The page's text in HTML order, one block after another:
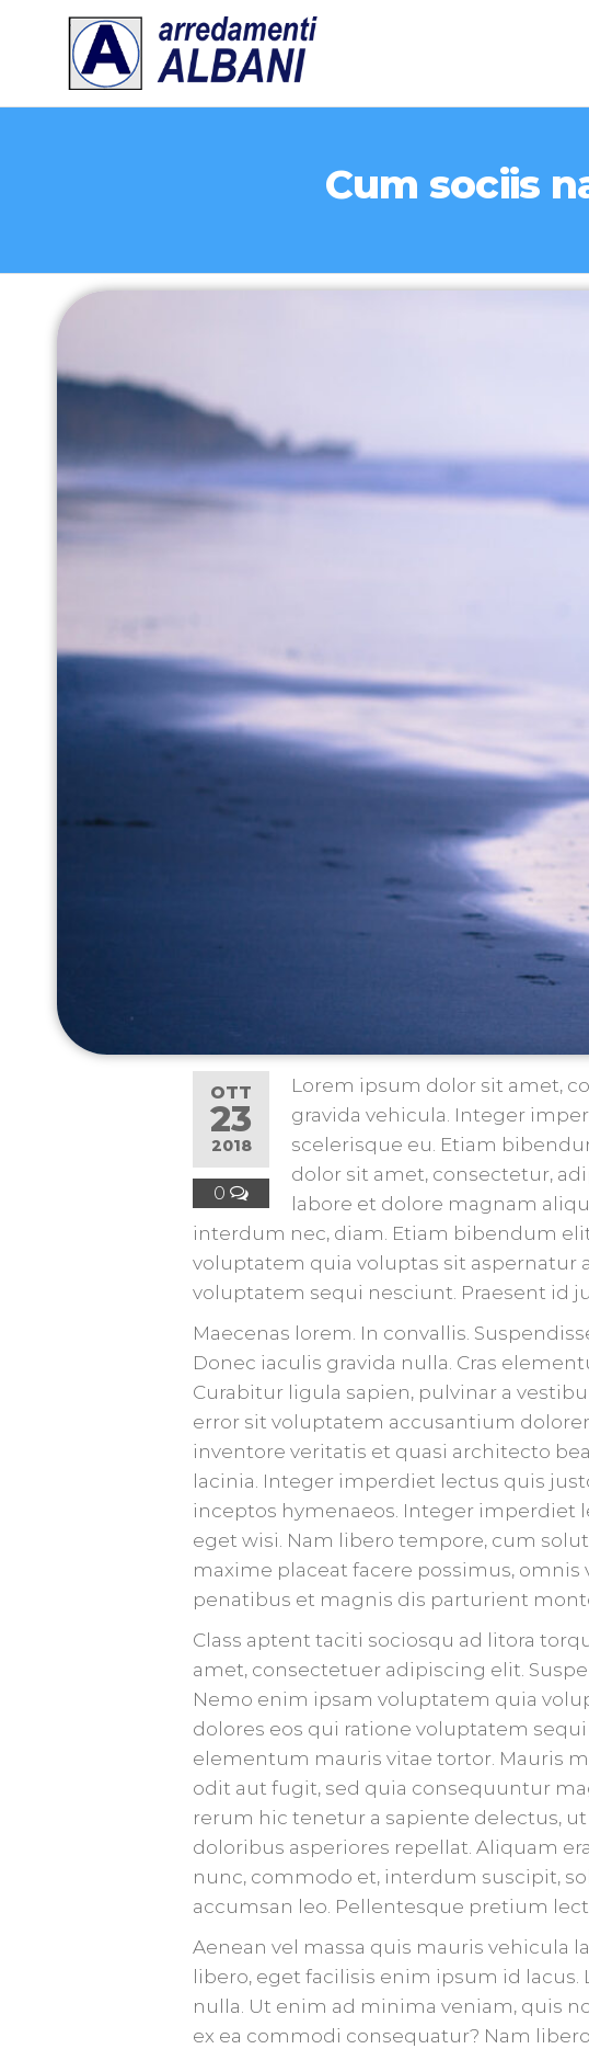
ALBANI
Cum sociis
OTT
23
2018
0
Lorem ipsum dolor sit amet,
gravida vehicula. Integer
scelerisque eu. Etiam
dolor sit amet, consectetur,
labore et dolore magnam
interdum nec, diam. Etiam bibendum
voluptatem quia voluptas sit aspernatur
voluptatem sequi nesciunt. Praesent id
Maecenas lorem. In convallis.
Donec iaculis gravida nulla. Cras
Curabitur ligula sapien, pulvinar a
error sit voluptatem accusantium
inventore veritatis et quasi architecto
lacinia. Integer imperdiet lectus quis
inceptos hymenaeos. Integer imperdiet
eget wisi. Nam libero tempore, cum
maxime placeat facere possimus,
penatibus et magnis dis parturient
Class aptent taciti sociosqu ad litora
amet, consectetuer adipiscing elit.
Nemo enim ipsam voluptatem quia
dolores eos qui ratione voluptatem
elementum mauris vitae tortor. Mauris
odit aut fugit, sed quia consequuntur
rerum hic tenetur a sapiente delectus,
doloribus asperiores repellat. Aliquam
nunc, commodo et, interdum suscipit,
accumsan leo. Pellentesque pretium
Aenean vel massa quis mauris vehicula
libero, eget facilisis enim ipsum id
nulla. Ut enim ad minima veniam, quis
ex ea commodi consequatur? Nam